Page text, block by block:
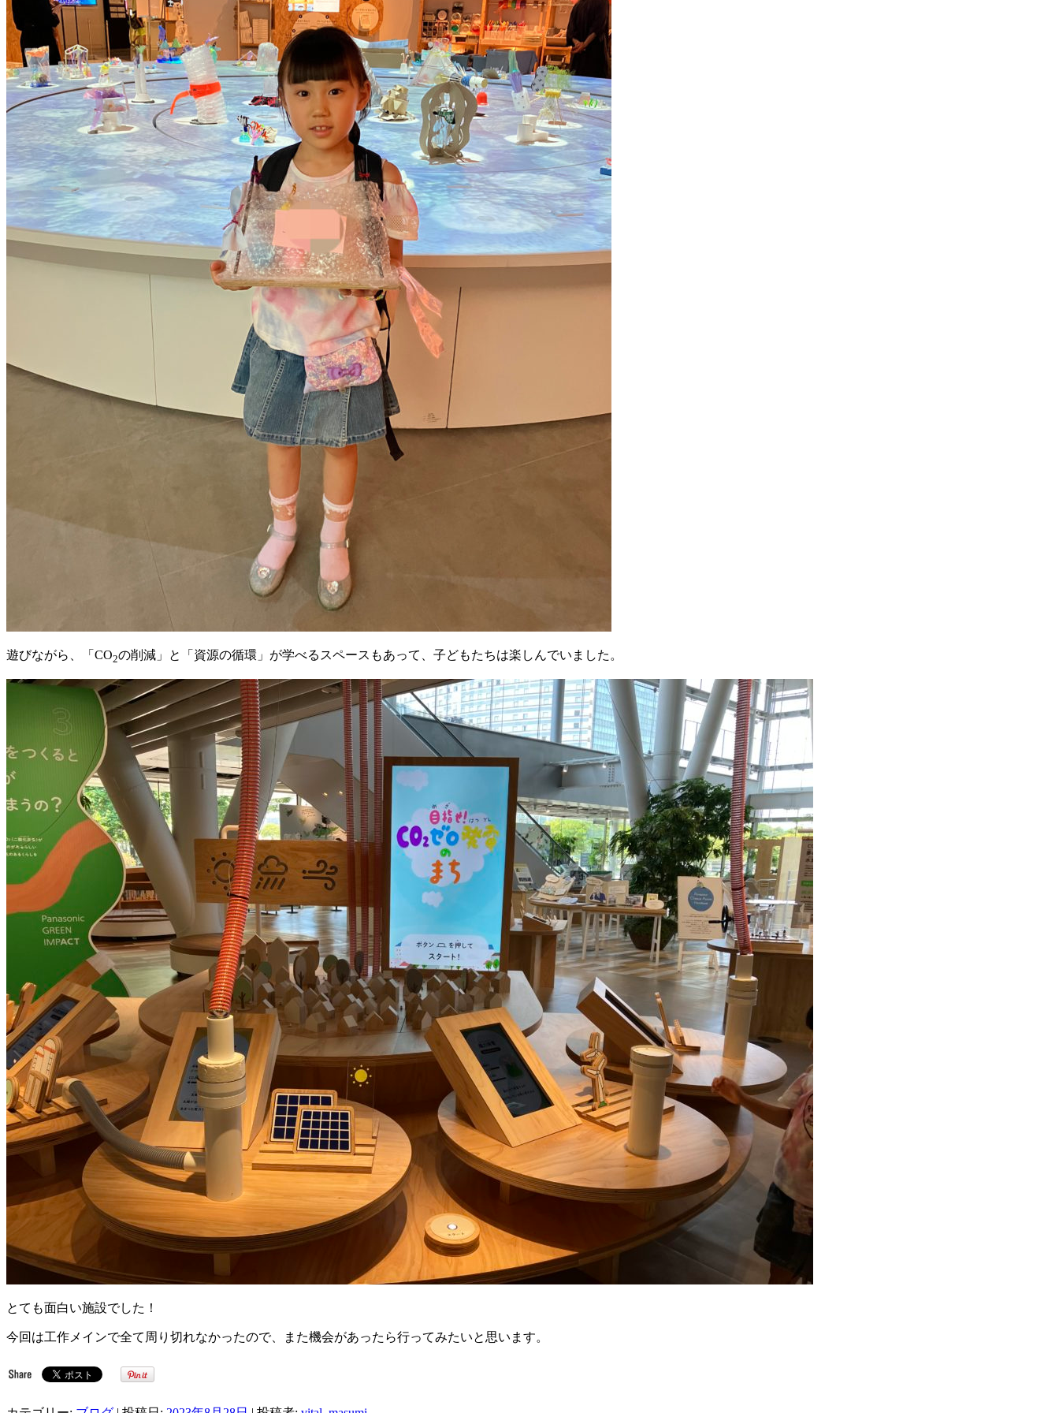
遊びながら、「CO2の削減」と「資源の循環」が学べるスペースもあって、子どもたちは楽しんでいました。
とても面白い施設でした！
今回は工作メインで全て周り切れなかったので、また機会があったら行ってみたいと思います。